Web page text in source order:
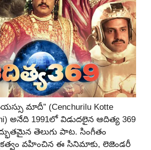
మాదీ” (Cenchurilu Kotte
అనేది 1991లో విడుదలైన ఆదిత్య 369
తెలుగు పాట. సింగీతం
వహించిన ఈ సినిమాకు, లెజెండరీ